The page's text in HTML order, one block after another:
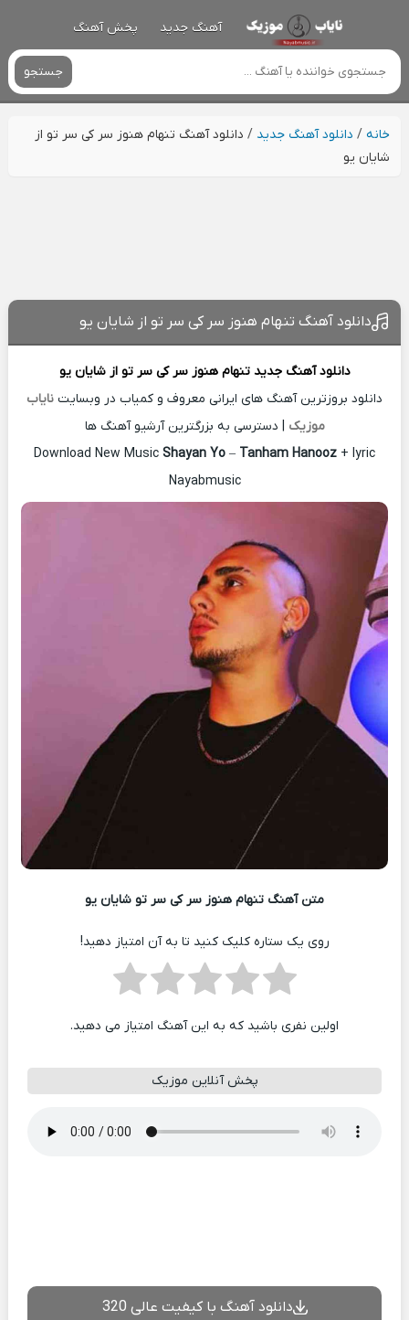
آهنگ جدید پخش آهنگ
جستجو
خانه/ دانلود آهنگ جدید / دانلود آهنگ تنهام هنوز سر کی سر تو از
شایان یو
دانلود آهنگ تنهام هنوز سر کی سر تو از شایان یو
دانلود آهنگ جدید تنهام هنوز سر کی سر تو ازشایان یو
دانلود بروزترین آهنگ های ایرانی معروف و کمیاب در وبسایت نایاب
موزیک | دسترسی به بزرگترین آرشیو آهنگ ها
Download New Music Shayan Yo – Tanham Hanooz + lyric
Nayabmusic
متن آهنگ تنهام هنوز سر کی سر تو شایان یو
روی یک ستاره کلیک کنید تا به آن امتیاز دهید!
اولین نفری باشید که به این آهنگ امتیاز می دهید.
پخش آنلاین موزیک
دانلود آهنگ با کیفیت عالی 320